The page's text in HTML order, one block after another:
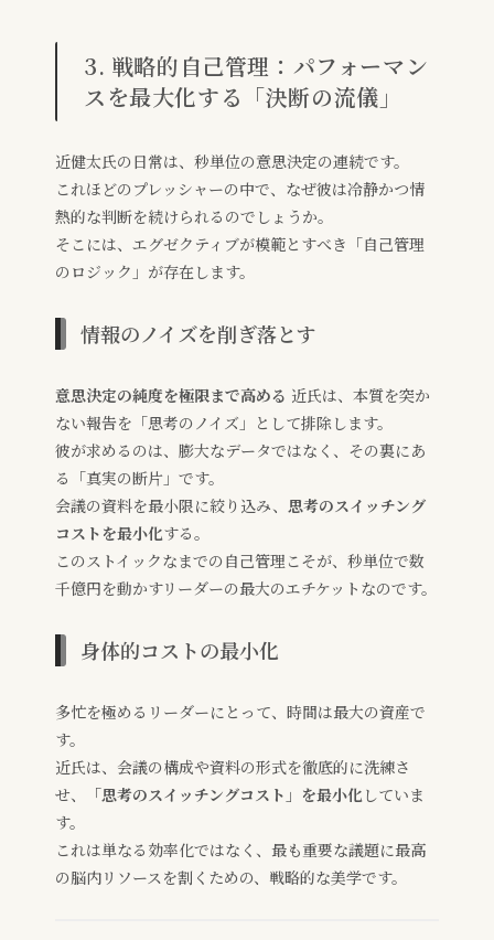
3. 戦略的自己管理：パフォーマン
スを最大化する「決断の流儀」
近健太氏の日常は、秒単位の意思決定の連続です。
これほどのプレッシャーの中で、なぜ彼は冷静かつ情
熱的な判断を続けられるのでしょうか。
そこには、エグゼクティブが模範とすべき「自己管理
のロジック」が存在します。
情報のノイズを削ぎ落とす
意思決定の純度を極限まで高める 近氏は、本質を突か
ない報告を「思考のノイズ」として排除します。
彼が求めるのは、膨大なデータではなく、その裏にあ
る「真実の断片」です。
会議の資料を最小限に絞り込み、 思考のスイッチング
コストを最小化する。
このストイックなまでの自己管理こそが、秒単位で数
千億円を動かすリーダーの最大のエチケットなのです。
身体的コストの最小化
多忙を極めるリーダーにとって、時間は最大の資産で
す。
近氏は、会議の構成や資料の形式を徹底的に洗練さ
せ、
「思考のスイッチングコスト」を最小化していま
す。
これは単なる効率化ではなく、最も重要な議題に最高
の脳内リソースを割くための、戦略的な美学です。